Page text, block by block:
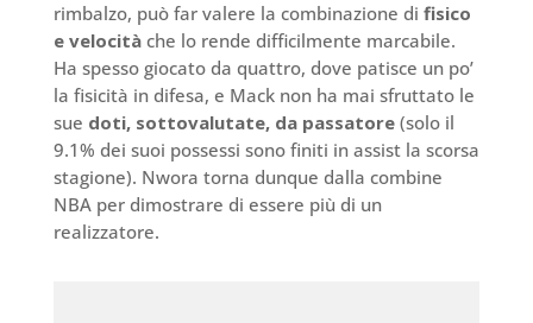
rimbalzo, può far valere la combinazione di fisico
e velocitàche lo rende difficilmente marcabile.
Ha spesso giocato da quattro, dove patisce un po’
la fisicità in difesa, e Mack non ha mai sfruttato le
sue doti, sottovalutate, da passatore(solo il
9.1% dei suoi possessi sono finiti in assist la scorsa
stagione). Nwora torna dunque dalla combine
NBA per dimostrare di essere più di un
realizzatore.